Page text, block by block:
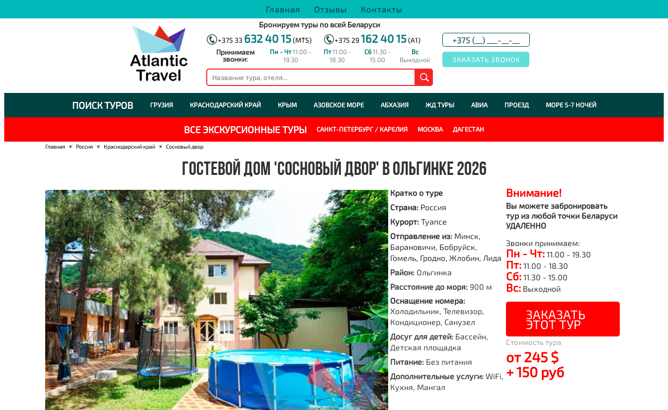
Главная Отзывы Контакты
Бронируем туры по всей Беларуси
+375 33 632 40 15(MTS) +375 29 162 40 15(A1)
Принимаем
звонки:
Пн - Чт11.00 -
19.30
Пт11.00 -
18.30
Сб11.30 -
15.00
Вс
Выходной
ПОИСК ТУРОВ ГРУЗИЯ КРАСНОДАРСКИЙ КРАЙ КРЫМ АЗОВСКОЕ МОРЕ АБХАЗИЯ ЖД ТУРЫ АВИА ПРОЕЗД МОРЕ 5-7 НОЧЕЙ
ВСЕ ЭКСКУРСИОННЫЕ ТУРЫ САНКТ-ПЕТЕРБУРГ / КАРЕЛИЯ МОСКВА ДАГЕСТАН
Главная ☀ Россия ☀ Краснодарский край ☀ Сосновый двор
ГОСТЕВОЙ ДОМ 'СОСНОВЫЙ ДВОР' В ОЛЬГИНКЕ 2026
Кратко о туре
Страна: Россия
Курорт: Туапсе
Отправление из: Минск,
Барановичи, Бобруйск,
Гомель, Гродно, Жлобин, Лида
Район:Ольгинка
Расстояние до моря:900 м
Оснащение номера:
Холодильник, Телевизор,
Кондиционер, Санузел
Досуг для детей:Бассейн,
Детская площадка
Питание:Без питания
Дополнительные услуги:WiFi,
Кухня, Мангал
Внимание!
Вы можете забронировать
тур из любой точки Беларуси
УДАЛЕННО
Звонки принимаем:
Пн - Чт:11.00 - 19.30
Пт:11.00 - 18.30
Сб:11.30 - 15.00
Вс:Выходной
ЗАКАЗАТЬ
ЭТОТ ТУР
Стоимость тура
от 245 $
+ 150 руб